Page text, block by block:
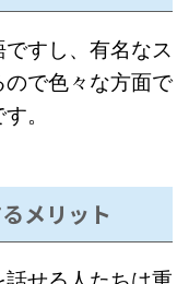
すし、有名なス
で色々な方面で
。
メリット